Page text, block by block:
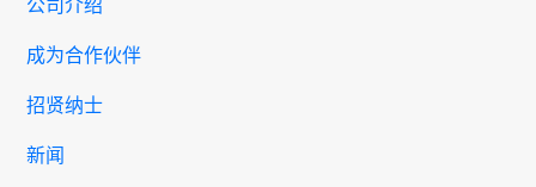
公司介绍
成为合作伙伴
招贤纳士
新闻